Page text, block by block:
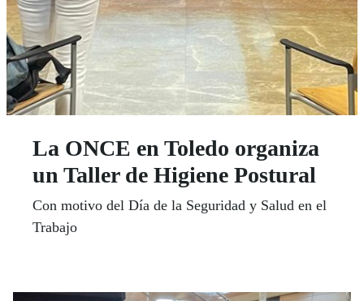
La ONCE en Toledo organiza
un Taller de Higiene Postural
Con motivo del Día de la Seguridad y Salud en el
Trabajo